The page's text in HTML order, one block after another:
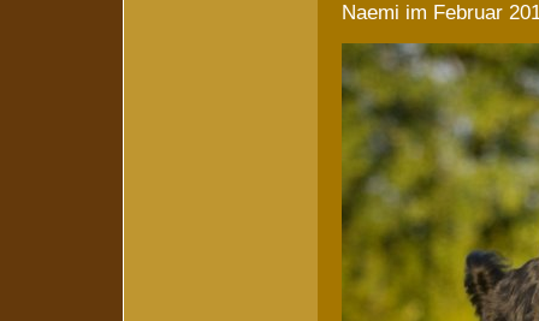
Naemi im Februar